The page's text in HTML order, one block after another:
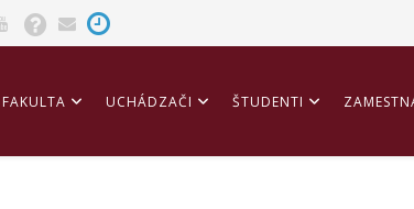
FAKULTA UCHÁDZAČI ŠTUDENTI